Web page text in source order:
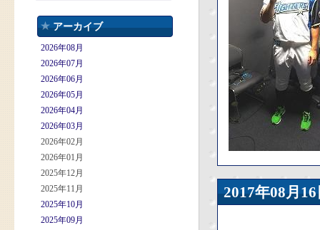
アーカイブ
2026年08月
2026年07月
2026年06月
2026年05月
2026年04月
2026年03月
2026年02月
2026年01月
2025年12月
2025年11月
2025年10月
2025年09月
2017年08